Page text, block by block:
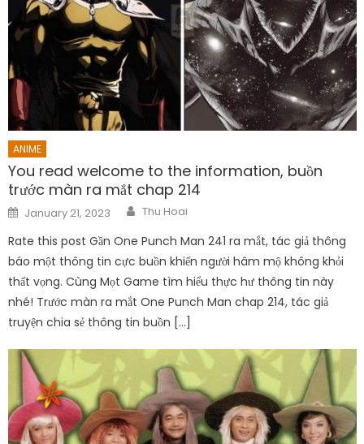
ANIME
You read welcome to the information, buồn
trước màn ra mắt chap 214
Posted
on
January 21, 2023 Author
Thu Hoai
Rate this post Gần One Punch Man 241 ra mắt, tác giả thông
báo một thông tin cực buồn khiến người hâm mộ không khỏi
thất vọng. Cùng Mọt Game tìm hiểu thực hư thông tin này
nhé! Trước màn ra mắt One Punch Man chap 214, tác giả
truyện chia sẻ thông tin buồn […]